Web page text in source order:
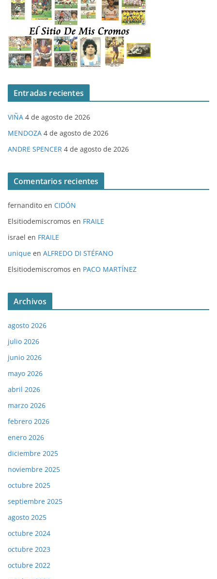
Entradas recientes
VIÑA 4 de agosto de 2026
MENDOZA 4 de agosto de 2026
ANDRE SPENCER 4 de agosto de 2026
Comentarios recientes
fernandito en CIDÓN
Elsitiodemiscromos en FRAILE
israel en FRAILE
unique en ALFREDO DI STÉFANO
Elsitiodemiscromos en PACO MARTÍNEZ
Archivos
agosto 2026
julio 2026
junio 2026
mayo 2026
abril 2026
marzo 2026
febrero 2026
enero 2026
diciembre 2025
noviembre 2025
octubre 2025
septiembre 2025
agosto 2025
octubre 2024
octubre 2023
octubre 2022